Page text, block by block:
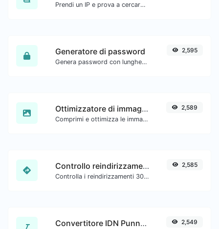
Prendi un IP e prova a cercare il dominio/host associato.
Generatore di password
Genera password con lunghezza personalizzata e impostazioni personalizzate.
2,595
Ottimizzatore di immagini
Comprimi e ottimizza le immagini per una dimensione più piccola ma mantenendo alta qualità.
2,589
Controllo reindirizzamento URL
Controlla i reindirizzamenti 301 e 302 di un URL specifico. Controllerà fino a 10 reindirizzamenti.
2,585
Convertitore IDN Punnycode 2,549